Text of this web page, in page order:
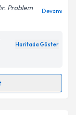
belirtilen
Problem
Devamı
Haritada Göster